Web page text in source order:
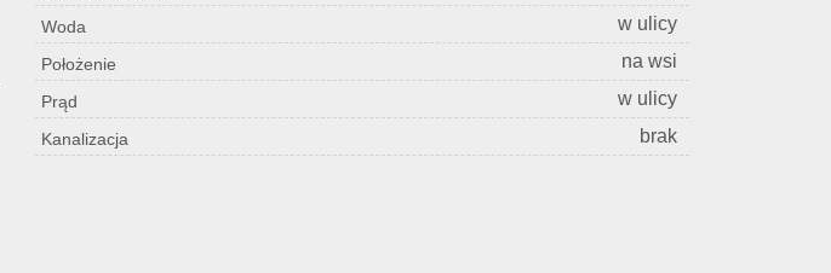
Woda w ulicy
Położenie na wsi
Prąd w ulicy
Kanalizacja brak